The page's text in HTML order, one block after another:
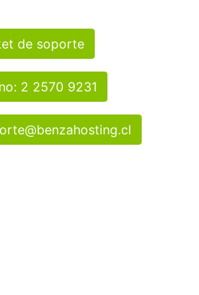
de soporte
2 2570 9231